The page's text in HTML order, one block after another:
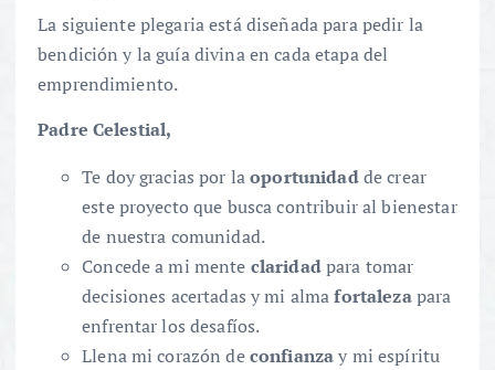
La siguiente plegaria está diseñada para pedir la
bendición y la guía divina en cada etapa del
emprendimiento.
Padre Celestial,
Te doy gracias por laoportunidadde crear
este proyecto que busca contribuir al bienestar
de nuestra comunidad.
Concede a mi mente claridadpara tomar
decisiones acertadas y mi almafortalezapara
enfrentar los desafíos.
Llena mi corazón deconfianzay mi espíritu